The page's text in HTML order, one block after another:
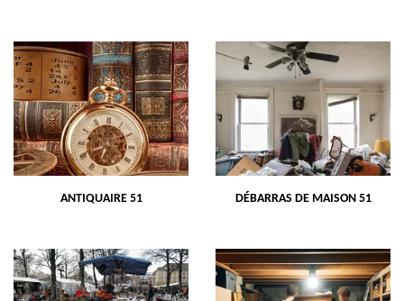
ANTIQUAIRE 51 DÉBARRAS DE MAISON 51